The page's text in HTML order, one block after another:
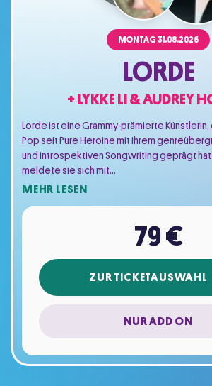
MONTAG 31.08.2026
LORDE
+ LYKKE LI & AUDREY
Lorde ist eine Grammy-prämierte
Pop seit Pure Heroine mit ihrem
und introspektiven Songwriting geprägt hat.
meldete sie sich mit…
MEHR LESEN
79 €
ZUR TICKETAUSWAHL
NUR ADD ON